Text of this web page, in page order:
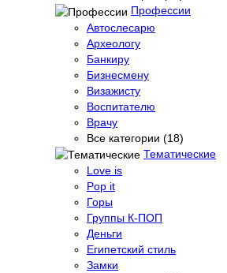
Профессии
Автослесарю
Археологу
Банкиру
Бизнесмену
Визажисту
Воспитателю
Врачу
Все категории (18)
Тематические
Love is
Pop it
Горы
Группы К-ПОП
Деньги
Египетский стиль
Замки